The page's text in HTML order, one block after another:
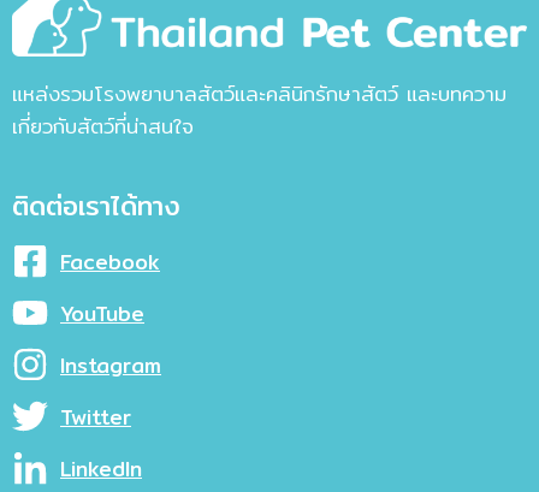
แหล่งรวมโรงพยาบาลสัตว์และคลินิกรักษาสัตว์ และบทความ
เกี่ยวกับสัตว์ที่น่าสนใจ
ติดต่อเราได้ทาง
Facebook
YouTube
Instagram
Twitter
LinkedIn